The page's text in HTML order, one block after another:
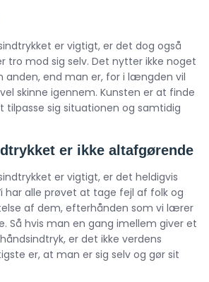
er vigtigt, er det dog også
tro mod sig selv. Det nytter ikke noget
end man er, for i længden vil
skinne igennem. Kunsten er at finde
tilpasse sig situationen og samtidig
er ikke altafgørende
er vigtigt, er det heldigvis
har alle prøvet at tage fejl af folk og
af dem, efterhånden som vi lærer
Så hvis man en gang imellem giver et
er det ikke verdens
er, at man er sig selv og gør sit